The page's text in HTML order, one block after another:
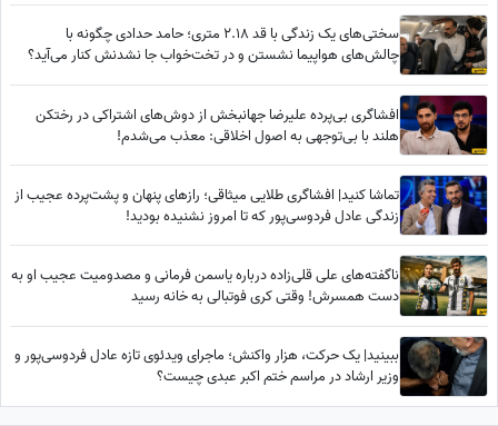
سختی‌های یک زندگی با قد 2.18 متری؛ حامد حدادی چگونه با
چالش‌های هواپیما نشستن و در تخت‌خواب جا نشدنش کنار می‌آید؟
افشاگری بی‌پرده علیرضا جهانبخش از دوش‌های اشتراکی در رختکن
هلند با بی‌توجهی به اصول اخلاقی: معذب می‌شدم!
تماشا کنید| افشاگری طلایی میثاقی؛ رازهای پنهان و پشت‌پرده عجیب از
زندگی عادل فردوسی‌پور که تا امروز نشنیده بودید!
ناگفته‌های علی قلی‌زاده درباره یاسمن فرمانی و مصدومیت عجیب او به
دست همسرش! وقتی کری فوتبالی به خانه رسید
ببینید| یک حرکت، هزار واکنش؛ ماجرای ویدئوی تازه عادل فردوسی‌پور و
وزیر ارشاد در مراسم ختم اکبر عبدی چیست؟